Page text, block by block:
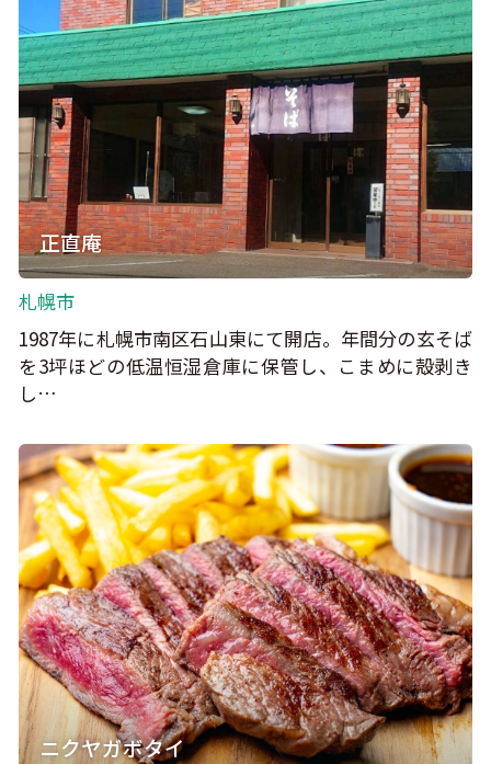
正直庵
札幌市
1987年に札幌市南区石山東にて開店。年間分の玄そば
を3坪ほどの低温恒湿倉庫に保管し、こまめに殻剥き
し…
ニクヤガボタイ